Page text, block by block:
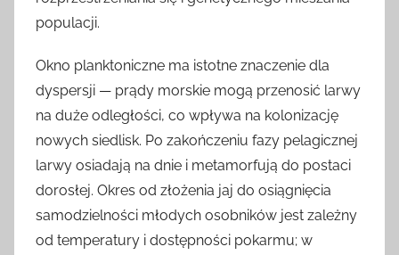
populacji.
Okno planktoniczne ma istotne znaczenie dla
dyspersji — prądy morskie mogą przenosić larwy
na duże odległości, co wpływa na kolonizację
nowych siedlisk. Po zakończeniu fazy pelagicznej
larwy osiadają na dnie i metamorfują do postaci
dorosłej. Okres od złożenia jaj do osiągnięcia
samodzielności młodych osobników jest zależny
od temperatury i dostępności pokarmu; w